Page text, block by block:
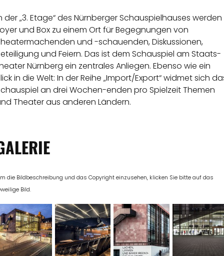
der „3. Etage“ des Nürnberger Schauspielhauses werden
und Box zu einem Ort für Begegnungen von
und -schauenden, Diskussionen,
und Feiern. Das ist dem Schauspiel am Staats-
Nürnberg ein zentrales Anliegen. Ebenso wie ein
in die Welt: In der Reihe „Import/Export“ widmet sich
an drei Wochen-enden pro Spielzeit Themen
Theater aus anderen Ländern.
die Bildbeschreibung und das Copyright einzusehen, klicken Sie bitte auf das
Bild.